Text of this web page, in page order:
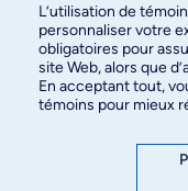
des relations
3744, rue Jean-
L’utilisation de
personnaliser votre
obligatoires pour
site Web, alors que
En acceptant tout,
témoins pour mieux